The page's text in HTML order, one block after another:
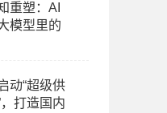
重塑：AI
模型里的
动“超级供
打造国内